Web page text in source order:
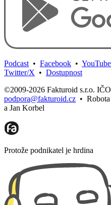
Podcast • Facebook • YouTube
Twitter/X • Dostupnost
©2009-2026 Fakturoid s.r.o.
podpora@fakturoid.cz •
a Jan Korbel
Protože podnikatel je hrdina